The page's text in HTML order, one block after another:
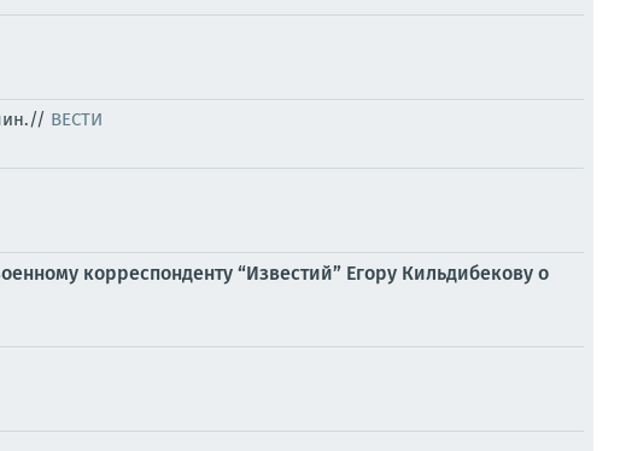
ВЕСТИ
корреспонденту “Известий” Егору Кильдибекову о